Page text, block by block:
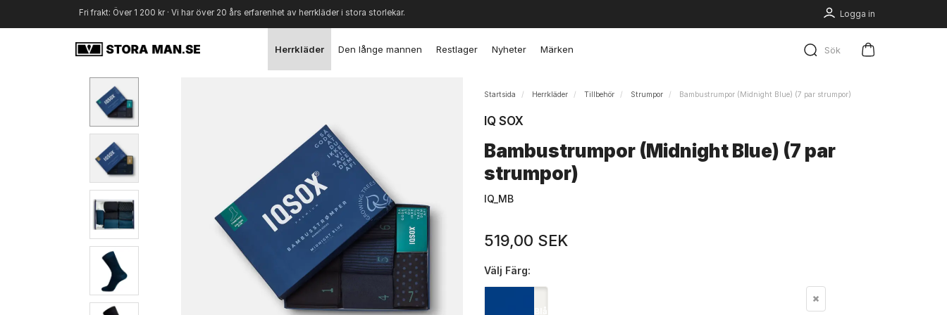
Logga in
Fri frakt: Över 1 200 kr · Vi har över 20 års erfarenhet av herrkläder i stora storlekar.
Sök
Herrkläder Den långe mannen Restlager Nyheter Märken
Startsida Herrkläder Tillbehör Strumpor Bambustrumpor (Midnight Blue) (7 par strumpor)
IQ SOX
Bambustrumpor (Midnight Blue) (7 par
strumpor)
IQ_MB
519,00 SEK
Välj Färg:
Blå